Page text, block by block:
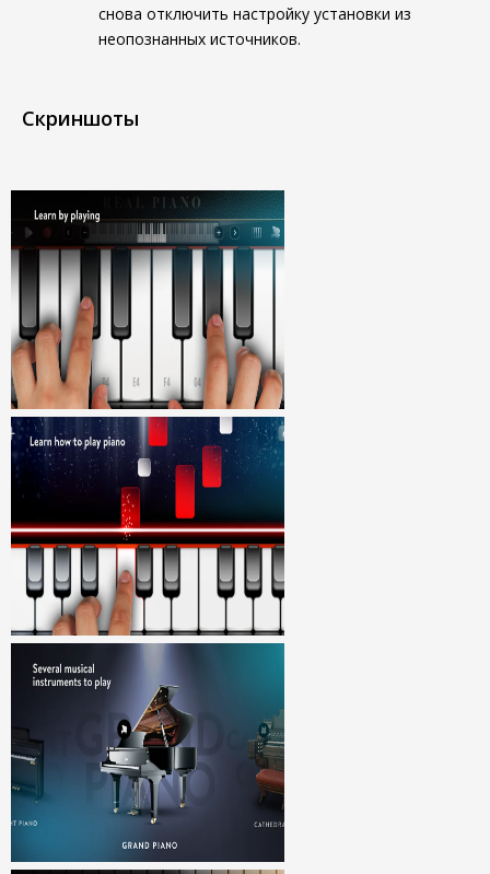
снова отключить настройку установки из
неопознанных источников.
Скриншоты